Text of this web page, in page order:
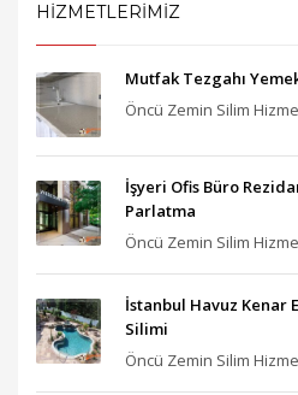
HİZMETLERİMİZ
Mutfak Tezgahı
Öncü Zemin Silim
İşyeri Ofis Büro
Parlatma
Öncü Zemin Silim
İstanbul Havuz Kenar
Silimi
Öncü Zemin Silim